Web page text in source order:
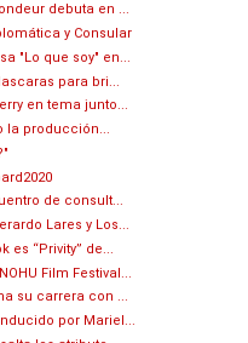
debuta en ...
y Consular
"Lo que soy" en...
para bri...
en tema junto...
la producción...
de consult...
Lares y Los...
es “Privity” de...
Film Festival...
su carrera con ...
por Mariel...